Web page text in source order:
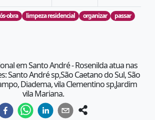
obra limpeza residencial organizar passar
em Santo André - Rosenilda atua nas
Santo André sp,São Caetano do Sul, São
Diadema, vila Clementino sp,Jardim
vila Mariana.